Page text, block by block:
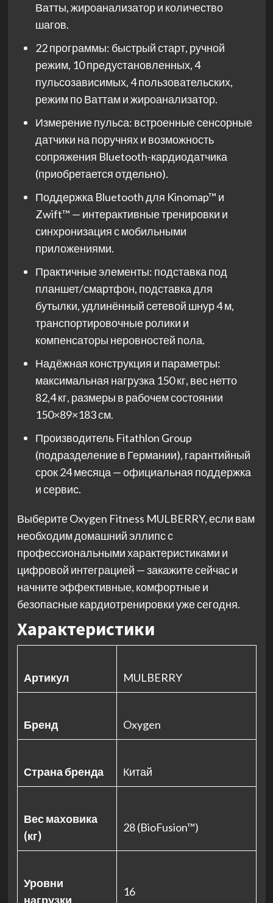
Ватты, жироанализатор и количество
шагов.
22 программы: быстрый старт, ручной
режим, 10 предустановленных, 4
пульсозависимых, 4 пользовательских,
режим по Ваттам и жироанализатор.
Измерение пульса: встроенные сенсорные
датчики на поручнях и возможность
сопряжения Bluetooth-кардиодатчика
(приобретается отдельно).
Поддержка Bluetooth для Kinomap™ и
Zwift™ — интерактивные тренировки и
синхронизация с мобильными
приложениями.
Практичные элементы: подставка под
планшет/смартфон, подставка для
бутылки, удлинённый сетевой шнур 4 м,
транспортировочные ролики и
компенсаторы неровностей пола.
Надёжная конструкция и параметры:
максимальная нагрузка 150 кг, вес нетто
82,4 кг, размеры в рабочем состоянии
150×89×183 см.
Производитель Fitathlon Group
(подразделение в Германии), гарантийный
срок 24 месяца — официальная поддержка
и сервис.
Выберите Oxygen Fitness MULBERRY, если вам
необходим домашний эллипс с
профессиональными характеристиками и
цифровой интеграцией — закажите сейчас и
начните эффективные, комфортные и
безопасные кардиотренировки уже сегодня.
Характеристики
Артикул MULBERRY
Бренд Oxygen
Страна бренда Китай
Вес маховика
(кг)
28 (BioFusion™)
Уровни
нагрузки
16